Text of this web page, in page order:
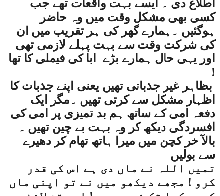
اطلاع دی ۔ ایسے بہت واقعات تھے جب
کسی بھی مشکل وقت میں وہ حاضر
ہوگئیں ۔ہمارے گھر کی ہر تقریب میں ان
کی شرکت وقت سے بہت پہلے لازمی تھی
اور یہی حال ہمارے بڑے
ابا کی فیملی کا تھا
!
بظاہر غیر جذباتی تھیں یعنی اپنے جذبات کا
اظہار مشکل سے کرتی تھیں ۔مگر ایک
دفعہ امی کے ساتھ ہم بد تمیزی پر امی کی
افسردگی دیکھ کر وہ بہت بے چین تھیں ۔
بالآ خر کچن میں میرا ہاتھ تھام کر دھیرے
سے بولیں
تمیں اللہ نے ماں دی ہے اس کی قدر
کرو ! مجھے دیکھو میں نے تو اپنی ماں